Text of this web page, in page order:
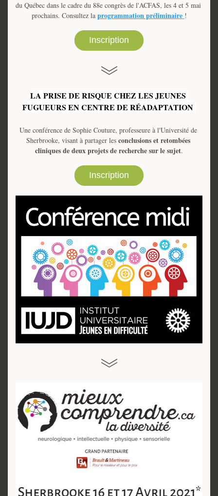
du Québec dans le cadre du 88e congrès de l'ACFAS, les 4 et 5 mai
prochains. Consultez la programmation préliminaire !
Inscription
LA PRISE DE RISQUE CHEZ LES JEUNES
FUGUEURS EN CENTRE DE RÉADAPTATION
Une conférence de Sophie Couture, professeure à l'Université de
Sherbrooke, visant à partager les conclusions et retombées
cliniques de deux projets de recherche sur le sujet.
Inscription